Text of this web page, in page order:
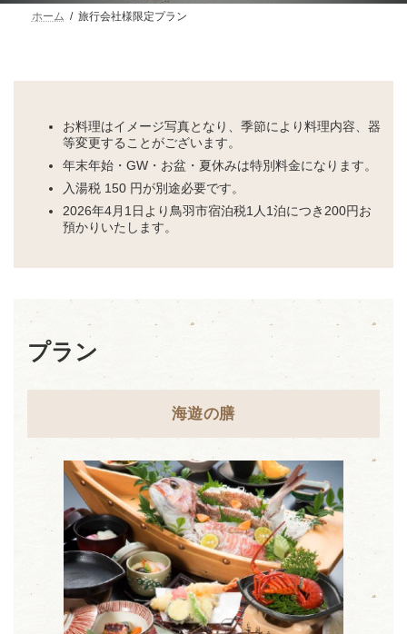
ホーム 旅行会社様限定プラン
お料理はイメージ写真となり、季節により料理内容、器
等変更することがございます。
年末年始・GW・お盆・夏休みは特別料金になります。
入湯税 150 円が別途必要です。
2026年4月1日より鳥羽市宿泊税1人1泊につき200円お
預かりいたします。
プラン
海遊の膳